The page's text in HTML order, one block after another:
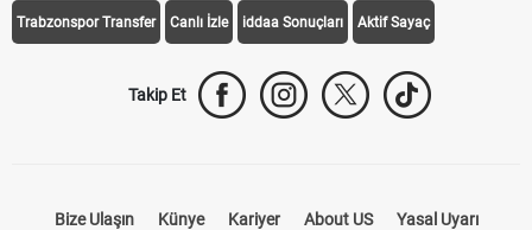
Trabzonspor Transfer Canlı İzle iddaa Sonuçları Aktif Sayaç
Takip Et
Bize Ulaşın Künye Kariyer About US Yasal Uyarı